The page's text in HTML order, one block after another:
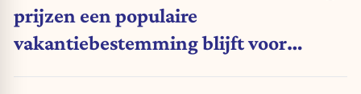
prijzen een populaire
vakantiebestemming blijft voor